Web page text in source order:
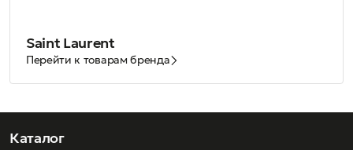
Saint Laurent
Перейти к товарам бренда
Каталог